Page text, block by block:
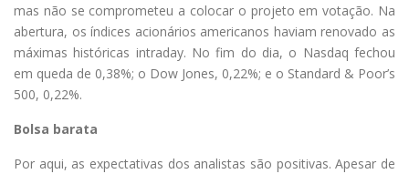
mas não se comprometeu a colocar o projeto em votação. Na
abertura, os índices acionários americanos haviam renovado as
máximas históricas intraday. No fim do dia, o Nasdaq fechou
em queda de 0,38%; o Dow Jones, 0,22%; e o Standard & Poor’s
500, 0,22%.
Bolsa barata
Por aqui, as expectativas dos analistas são positivas. Apesar de